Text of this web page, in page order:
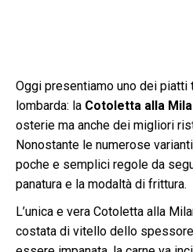
Oggi presentiamo uno dei piatti
lombarda: la Cotoletta alla
osterie ma anche dei migliori
Nonostante le numerose
poche e semplici regole da
panatura e la modaltà di frittura.
L’unica e vera Cotoletta alla
costata di vitello dello